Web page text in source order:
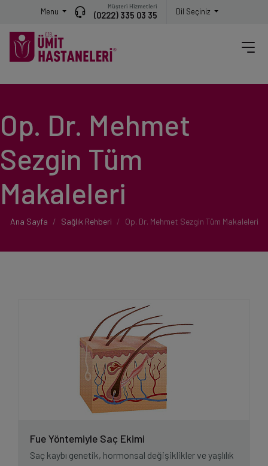
Menu
Müşteri Hizmetleri
(0222) 335 03 35 Dil Seçiniz
Op. Dr. Mehmet
Sezgin Tüm
Makaleleri
Ana Sayfa Sağlık Rehberi Op. Dr. Mehmet Sezgin Tüm Makaleleri
Fue Yöntemiyle Saç Ekimi
Saç kaybı genetik, hormonsal değişiklikler ve yaşlılık